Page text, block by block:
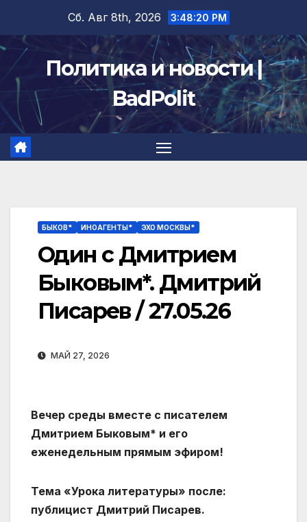
содержимому
Сб. Авг 8th, 2026 3:48:20 PM
Политика и новости |
BadPolit
БЫКОВ* ИНОАГЕНТЫ* ЭХО МОСКВЫ*
Один с Дмитрием
Быковым*. Дмитрий
Писарев / 27.05.26
МАЙ 27, 2026
Вечер среды вместе с писателем
Дмитрием Быковым* и его
еженедельным прямым эфиром!
Тема «Урока литературы» после:
публицист Дмитрий Писарев.